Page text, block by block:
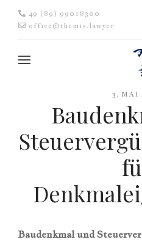
49 (89) 99018300
office@themis.lawyer
3. MAI
Baudenkmal und